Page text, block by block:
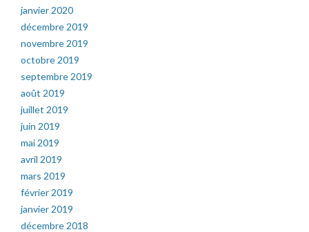
janvier 2020
décembre 2019
novembre 2019
octobre 2019
septembre 2019
août 2019
juillet 2019
juin 2019
mai 2019
avril 2019
mars 2019
février 2019
janvier 2019
décembre 2018